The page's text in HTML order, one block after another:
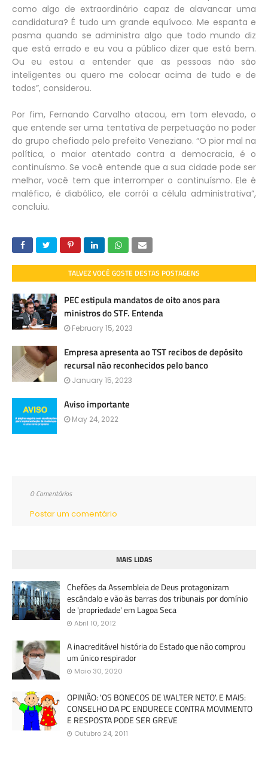
como algo de extraordinário capaz de alavancar uma
candidatura? É tudo um grande equívoco. Me espanta e
pasma quando se administra algo que todo mundo diz
que está errado e eu vou a público dizer que está bem.
Ou eu estou a entender que as pessoas não são
inteligentes ou quero me colocar acima de tudo e de
todos”, considerou.
Por fim, Fernando Carvalho atacou, em tom elevado, o
que entende ser uma tentativa de perpetuação no poder
do grupo chefiado pelo prefeito Veneziano. “O pior mal na
política, o maior atentado contra a democracia, é o
continuísmo. Se você entende que a sua cidade pode ser
melhor, você tem que interromper o continuísmo. Ele é
maléfico, é diabólico, ele corrói a célula administrativa”,
concluiu.
TALVEZ VOCÊ GOSTE DESTAS POSTAGENS
PEC estipula mandatos de oito anos para
ministros do STF. Entenda
February 15, 2023
Empresa apresenta ao TST recibos de depósito
recursal não reconhecidos pelo banco
January 15, 2023
Aviso importante
May 24, 2022
0 Comentários
Postar um comentário
MAIS LIDAS
Chefões da Assembleia de Deus protagonizam
escândalo e vão às barras dos tribunais por domínio
de 'propriedade' em Lagoa Seca
Abril 10, 2012
A inacreditável história do Estado que não comprou
um único respirador
Maio 30, 2020
OPINIÃO: 'OS BONECOS DE WALTER NETO'. E MAIS:
CONSELHO DA PC ENDURECE CONTRA MOVIMENTO
E RESPOSTA PODE SER GREVE
Outubro 24, 2011